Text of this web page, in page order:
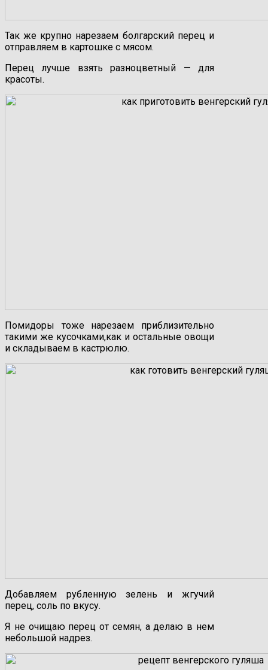
Так же крупно нарезаем болгарский перец и
отправляем в картошке с мясом.
Перец лучше взять разноцветный — для
красоты.
Помидоры тоже нарезаем приблизительно
такими же кусочками,как и остальные овощи
и складываем в кастрюлю.
Добавляем рубленную зелень и жгучий
перец, соль по вкусу.
Я не очищаю перец от семян, а делаю в нем
небольшой надрез.